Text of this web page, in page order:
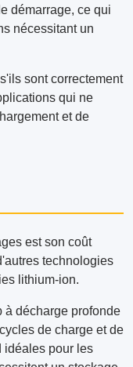
démarrage, ce qui
nécessitant un
sont correctement
qui ne
et de
est son coût
technologies
lithium-ion.
à décharge profonde
de charge et de
idéales pour les